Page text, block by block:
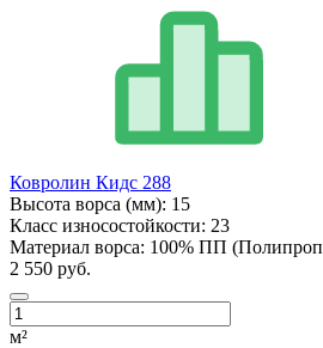
Ковролин Кидс 288
Высота ворса (мм): 15
Класс износостойкости: 23
Материал ворса: 100% ПП
2 550 руб.
м²